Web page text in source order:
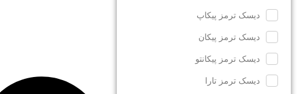
دیسک ترمز پیکاپ
دیسک ترمز پیکان
دیسک ترمز پیکانتو
دیسک ترمز تارا